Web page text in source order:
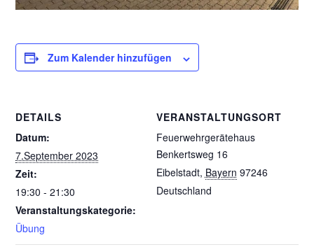
Zum Kalender hinzufügen
DETAILS
Datum:
7.September 2023
Zeit:
19:30 - 21:30
Veranstaltungskategorie:
Übung
VERANSTALTUNGSORT
Feuerwehrgerätehaus
Benkertsweg 16
Eibelstadt, Bayern 97246
Deutschland